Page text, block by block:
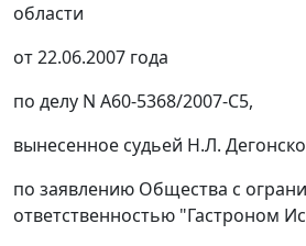
области
от 22.06.2007 года
по делу N А60-5368/2007-С5,
вынесенное судьей Н.Л.
по заявлению Общества с
ответственностью "Гастроном